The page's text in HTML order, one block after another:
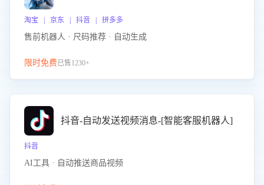
淘宝 | 京东 | 抖音 | 拼多多
售前机器人 · 尺码推荐 · 自动生成
限时免费已售1230+
抖音-自动发送视频消息-[智能客服机器人]
抖音
AI工具 · 自动推送商品视频